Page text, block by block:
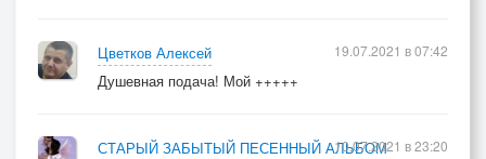
Цветков Алексей
Душевная подача! Мой +++++
19.07.2021 в 07:42
СТАРЫЙ ЗАБЫТЫЙ ПЕСЕННЫЙ АЛЬБОМ10.07.2021 в 23:20